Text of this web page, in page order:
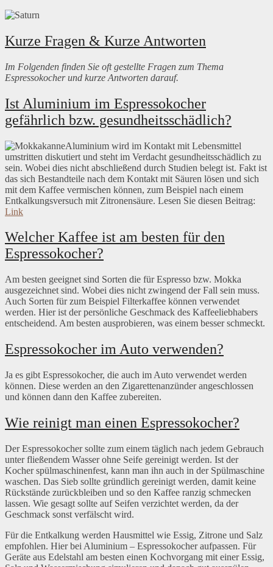
Kurze Fragen & Kurze Antworten
Im Folgenden finden Sie oft gestellte Fragen zum Thema
Espressokocher und kurze Antworten darauf.
Ist Aluminium im Espressokocher
gefährlich bzw. gesundheitsschädlich?
Aluminium wird im Kontakt mit Lebensmittel
umstritten diskutiert und steht im Verdacht gesundheitsschädlich zu
sein. Wobei dies nicht abschließend durch Studien belegt ist. Fakt ist
das sich Bestandteile nach dem Kontakt mit Säuren lösen und sich
mit dem Kaffee vermischen können, zum Beispiel nach einem
Entkalkungsversuch mit Zitronensäure. Lesen Sie diesen Beitrag:
Link
Welcher Kaffee ist am besten für den
Espressokocher?
Am besten geeignet sind Sorten die für Espresso bzw. Mokka
ausgezeichnet sind. Wobei dies nicht zwingend der Fall sein muss.
Auch Sorten für zum Beispiel Filterkaffee können verwendet
werden. Hier ist der persönliche Geschmack des Kaffeeliebhabers
entscheidend. Am besten ausprobieren, was einem besser schmeckt.
Espressokocher im Auto verwenden?
Ja es gibt Espressokocher, die auch im Auto verwendet werden
können. Diese werden an den Zigarettenanzünder angeschlossen
und können dann den Kaffee zubereiten.
Wie reinigt man einen Espressokocher?
Der Espressokocher sollte zum einem täglich nach jedem Gebrauch
unter fließendem Wasser ohne Seife gereinigt werden. Ist der
Kocher spülmaschinenfest, kann man ihn auch in der Spülmaschine
waschen. Das Sieb sollte gründlich gereinigt werden, damit keine
Rückstände zurückbleiben und so den Kaffee ranzig schmecken
lassen. Wie gesagt sollte auf Seifen verzichtet werden, da der
Geschmack sonst verfälscht wird.
Für die Entkalkung werden Hausmittel wie Essig, Zitrone und Salz
empfohlen. Hier bei Aluminium – Espressokocher aufpassen. Für
Geräte aus Edelstahl am besten einen Kochvorgang mit einer Essig,